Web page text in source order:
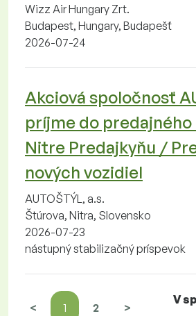
Wizz Air Hungary Zrt.
Budapest, Hungary, Budapešť
2026-07-24
Akciová spoločnosť
príjme do
Nitre Predajkyňu /
nových vozidiel
AUTOŠTÝL, a.s.
Štúrova, Nitra, Slovensko
2026-07-23
nástupný stabilizačný príspevok
< 1 2 >
V